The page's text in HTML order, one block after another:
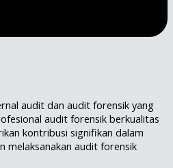
audit dan audit forensik yang
audit forensik berkualitas
kontribusi signifikan dalam
melaksanakan audit forensik